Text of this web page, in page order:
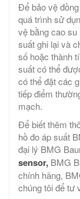
Để bảo vệ
quá trình sử
vệ bằng cao
suất ghi lại và
số hoặc thành
suất có thể
có thể đặt các
tiếp điểm
mạch.
Để biết thêm
hồ đo áp suất
đại lý BMG
sensor, BMG
chính hãng,
chúng tôi để tư